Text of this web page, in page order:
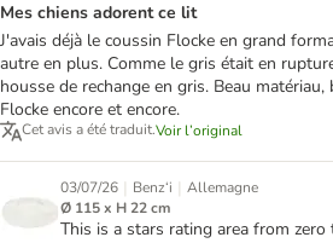
Mes chiens adorent ce lit
J'avais déjà le coussin Flocke en grand
autre en plus. Comme le gris était en
housse de rechange en gris. Beau
Flocke encore et encore.
Cet avis a été traduit.Voir l’original
03/07/26 | Benz‘i | Allemagne
Ø 115 x H 22 cm
This is a stars rating area from zero